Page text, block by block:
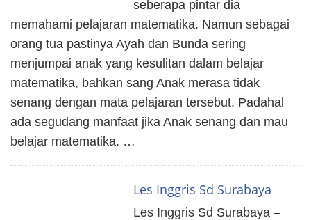
seberapa pintar dia
memahami pelajaran matematika. Namun sebagai
orang tua pastinya Ayah dan Bunda sering
menjumpai anak yang kesulitan dalam belajar
matematika, bahkan sang Anak merasa tidak
senang dengan mata pelajaran tersebut. Padahal
ada segudang manfaat jika Anak senang dan mau
belajar matematika. …
Les Inggris Sd Surabaya
Les Inggris Sd Surabaya –